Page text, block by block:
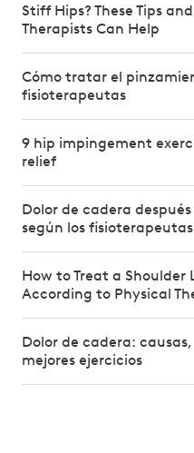
Stiff Hips? These Tips
Therapists Can Help
Cómo tratar el
fisioterapeutas
9 hip impingement
relief
Dolor de cadera
según los fisioterapeutas
How to Treat a Shoulder
According to Physical
Dolor de cadera:
mejores ejercicios